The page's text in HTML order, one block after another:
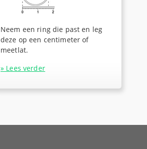
Neem een ring die past en leg
deze op een centimeter of
meetlat.
» Lees verder